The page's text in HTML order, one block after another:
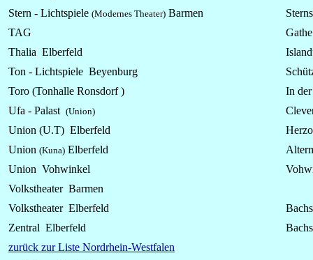
Stern - Lichtspiele (Modernes Theater) Barmen
TAG
Thalia Elberfeld
Ton - Lichtspiele Beyenburg
Toro (Tonhalle Ronsdorf )
In
Ufa - Palast (Union)
Union (U.T) Elberfeld
Union (Kuna) Elberfeld
Union Vohwinkel
Volkstheater Barmen
Volkstheater Elberfeld
Zentral Elberfeld
zurück zur Liste Nordrhein-Westfalen